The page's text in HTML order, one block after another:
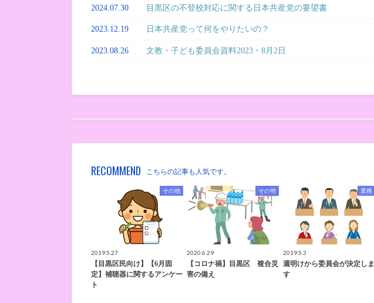
2024.07.30 目黒区の不登校対応に関する日本共産党の要望書
2023.12.19 日本共産党って何をやりたいの？
2023.08.26 文教・子ども委員会資料2023・8月2日
RECOMMEND こちらの記事も人気です。
その他
2019.5.27
【目黒区民向け】【6月固
定】補聴器に関するアンケー
ト
その他
2020.6.29
【コロナ禍】目黒区 複合災
害の備え
業務
2019.5.3
週明けから委員会が決定しま
す